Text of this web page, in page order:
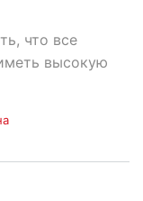
что все
высокую